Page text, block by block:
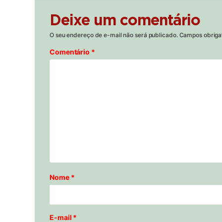
Deixe um comentário
O seu endereço de e-mail não será publicado. Campos
Comentário *
Nome *
E-mail *